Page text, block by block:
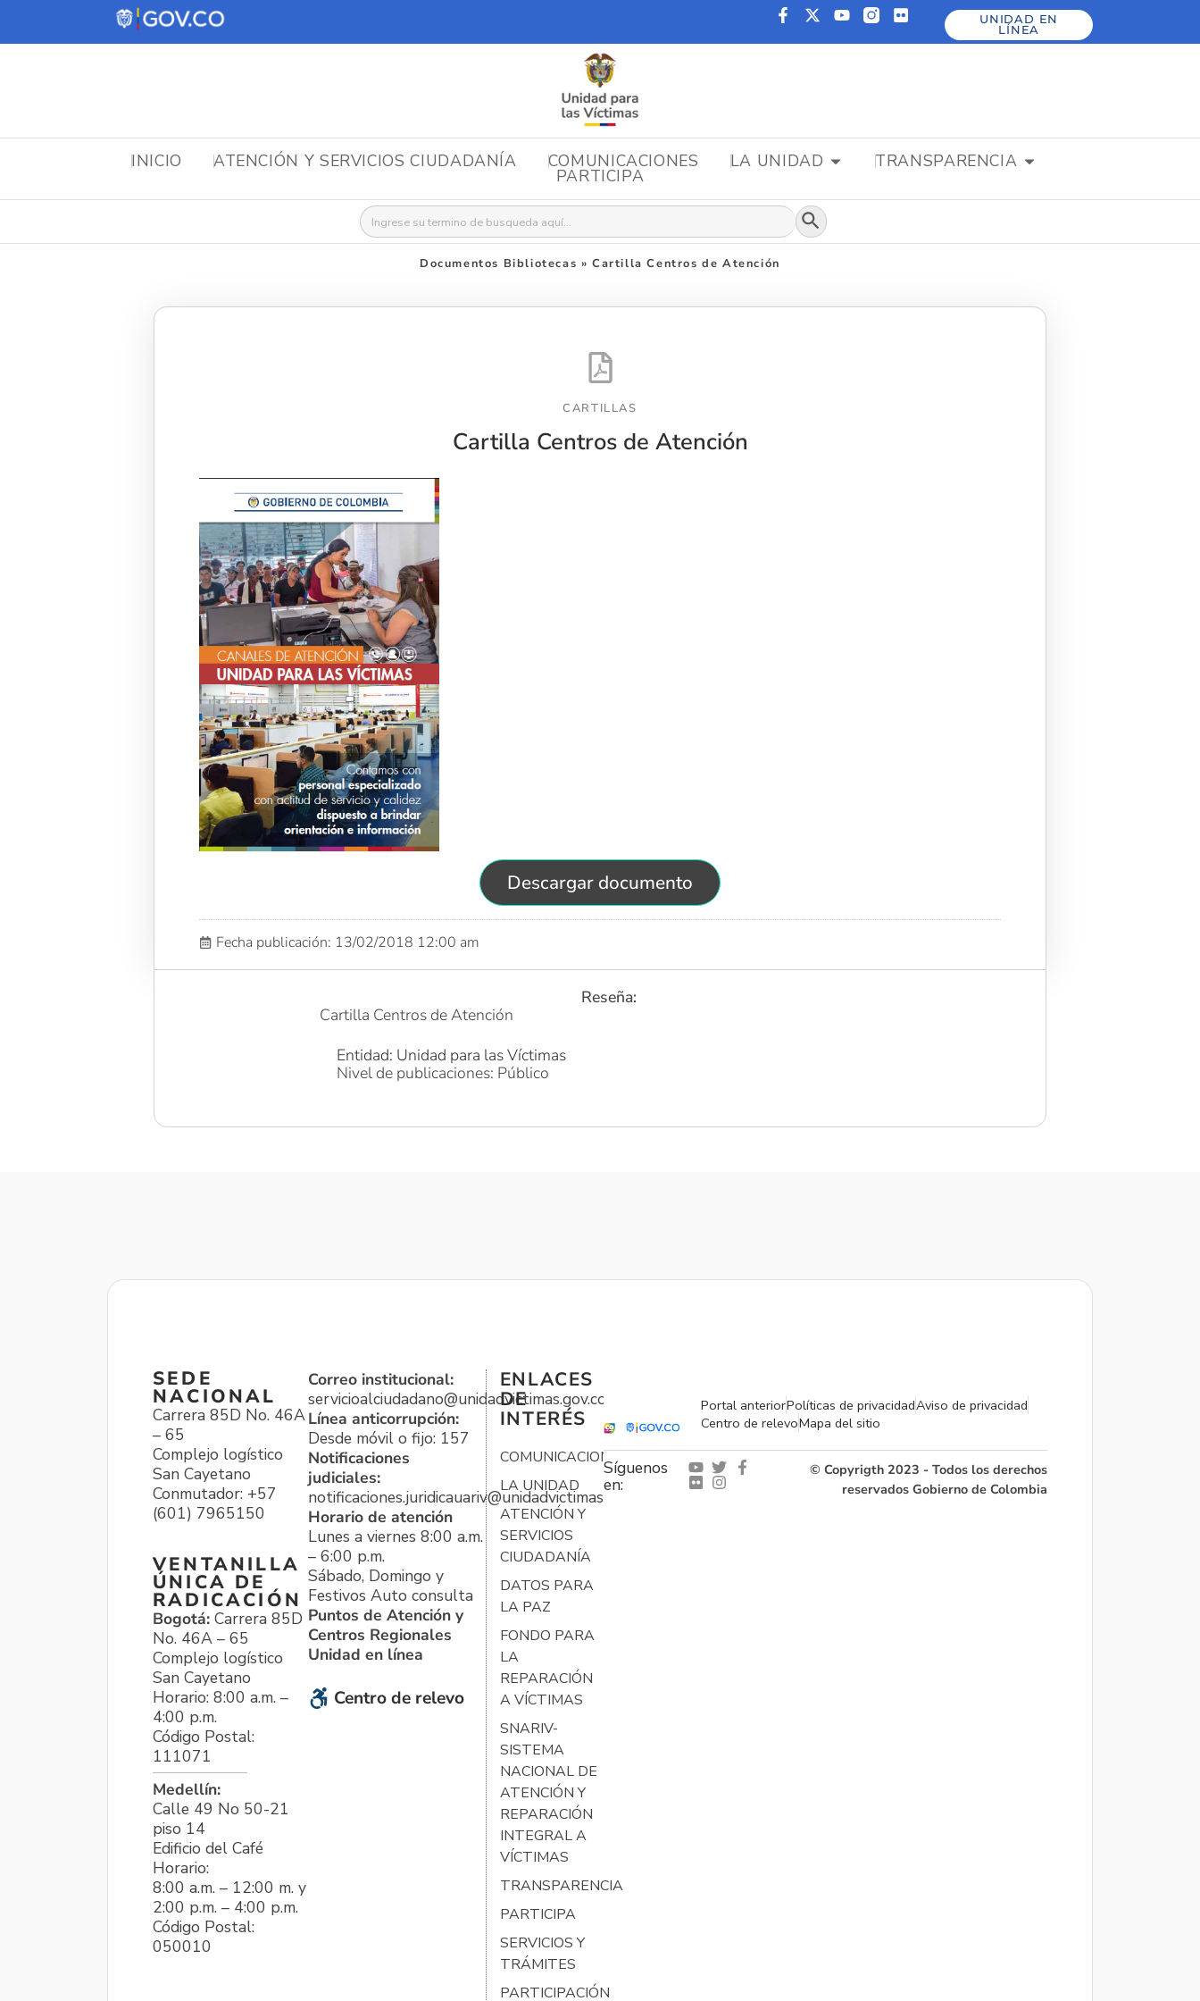
UNIDAD EN
LÍNEA
INICIO ATENCIÓN Y SERVICIOS CIUDADANÍA COMUNICACIONES LA UNIDAD TRANSPARENCIA
PARTICIPA
Buscar: Botón de búsqueda
Documentos Bibliotecas »Cartilla Centros de Atención
CARTILLAS
Cartilla Centros de Atención
Descargar documento
Fecha publicación: 13/02/2018 12:00 am
Reseña:
Cartilla Centros de Atención
Entidad: Unidad para las Víctimas
Nivel de publicaciones: Público
SEDE
NACIONAL
Carrera 85D No. 46A
– 65
Complejo logístico
San Cayetano
Conmutador: +57
(601) 7965150
VENTANILLA
ÚNICA DE
RADICACIÓN
Bogotá: Carrera 85D
No. 46A – 65
Complejo logístico
San Cayetano
Horario: 8:00 a.m. –
4:00 p.m.
Código Postal:
111071
Medellín:
Calle 49 No 50-21
piso 14
Edificio del Café
Horario:
8:00 a.m. – 12:00 m. y
2:00 p.m. – 4:00 p.m.
Código Postal:
050010
Correo institucional:
servicioalciudadano@unidadvictimas.gov.co
Línea anticorrupción:
Desde móvil o fijo: 157
Notificaciones
judiciales:
notificaciones.juridicauariv@unidadvictimas.gov.co
Horario de atención
Lunes a viernes 8:00 a.m.
– 6:00 p.m.
Sábado, Domingo y
Festivos Auto consulta
Puntos de Atención y
Centros Regionales
Unidad en línea
Centro de relevo
ENLACES
DE
INTERÉS
COMUNICACIONES
LA UNIDAD
ATENCIÓN Y
SERVICIOS
CIUDADANÍA
DATOS PARA
LA PAZ
FONDO PARA
LA
REPARACIÓN
A VÍCTIMAS
SNARIV-
SISTEMA
NACIONAL DE
ATENCIÓN Y
REPARACIÓN
INTEGRAL A
VÍCTIMAS
TRANSPARENCIA
PARTICIPA
SERVICIOS Y
TRÁMITES
PARTICIPACIÓN
Portal anteriorPolíticas de privacidadAviso de privacidad
Centro de relevoMapa del sitio
Síguenos
en:
© Copyrigth 2023 - Todos los derechos
reservados Gobierno de Colombia